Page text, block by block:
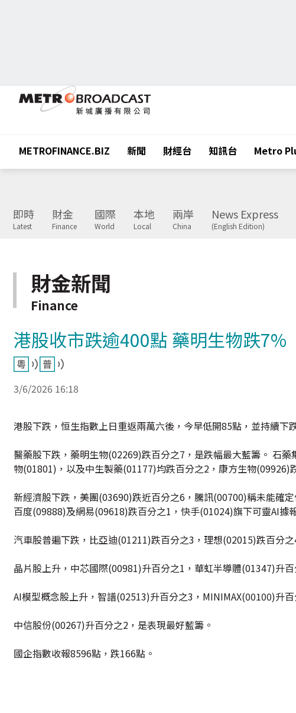
METROFINANCE.BIZ 新聞 財經台 知訊台 Metro
即時
Latest
財金
Finance
國際
World
本地
Local
兩岸
China
News Express
(English Edition)
財金新聞
Finance
港股收市跌逾400點 藥明生物跌7%
3/6/2026 16:18
港股下跌，恒生指數上日重返兩萬六後，今早低開85點，並持續
醫藥股下跌，藥明生物(02269)跌百分之7，是跌幅最大藍籌。 石
物(01801)，以及中生製藥(01177)均跌百分之2，康方生物(09926)
新經濟股下跌，美團(03690)跌近百分之6，騰訊(00700)稱未能確
百度(09888)及網易(09618)跌百分之1，快手(01024)旗下可靈AI據
汽車股普遍下跌，比亞迪(01211)跌百分之3，理想(02015)跌百分
晶片股上升，中芯國際(00981)升百分之1，華虹半導體(01347)升
AI模型概念股上升，智譜(02513)升百分之3，MINIMAX(00100)升百
中信股份(00267)升百分之2，是表現最好藍籌。
國企指數收報8596點，跌166點。